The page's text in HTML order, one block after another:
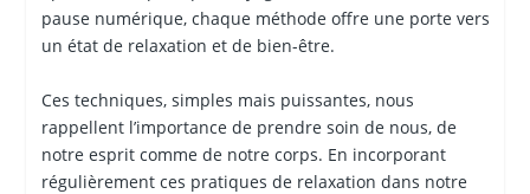
pause numérique, chaque méthode offre une porte vers
un état de relaxation et de bien-être.
Ces techniques, simples mais puissantes, nous
rappellent l’importance de prendre soin de nous, de
notre esprit comme de notre corps. En incorporant
régulièrement ces pratiques de relaxation dans notre